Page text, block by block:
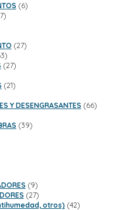
66
47
2727
63
productos
2727
2121
Y DESENGRASANTES 6666
3939
99
productos
2727
productos
otros) 4242